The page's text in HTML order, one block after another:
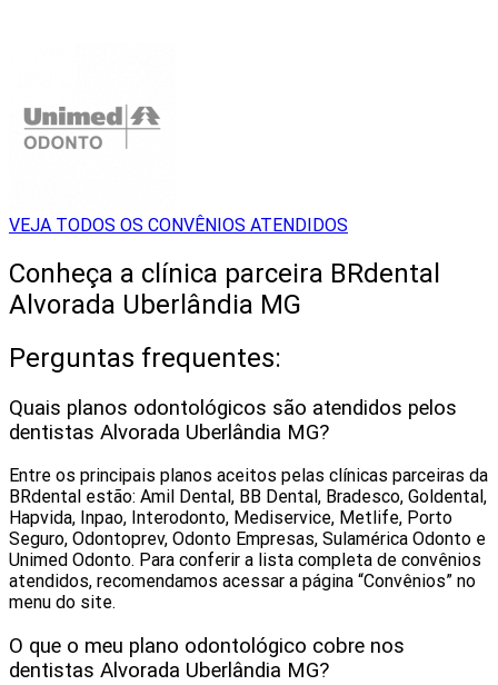
VEJA TODOS OS CONVÊNIOS ATENDIDOS
Conheça a clínica parceira BRdental
Alvorada Uberlândia MG
Perguntas frequentes:
Quais planos odontológicos são atendidos pelos
dentistas Alvorada Uberlândia MG?
Entre os principais planos aceitos pelas clínicas parceiras da
BRdental estão: Amil Dental, BB Dental, Bradesco, Goldental,
Hapvida, Inpao, Interodonto, Mediservice, Metlife, Porto
Seguro, Odontoprev, Odonto Empresas, Sulamérica Odonto e
Unimed Odonto. Para conferir a lista completa de convênios
atendidos, recomendamos acessar a página “Convênios” no
menu do site.
O que o meu plano odontológico cobre nos
dentistas Alvorada Uberlândia MG?